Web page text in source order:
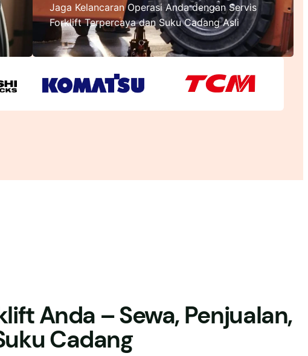
Jaga Kelancaran Operasi Anda dengan Servis
Forklift Terpercaya dan Suku Cadang Asli
Anda – Sewa, Penjualan,
Cadang